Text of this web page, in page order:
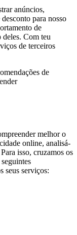
anúncios,
para nosso
de
deles. Com teu
de terceiros
de
melhor o
online, analisá-
isso, cruzamos os
seus serviços: